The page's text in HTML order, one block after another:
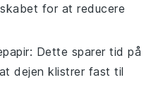
for at reducere
: Dette sparer tid på
dejen klistrer fast til